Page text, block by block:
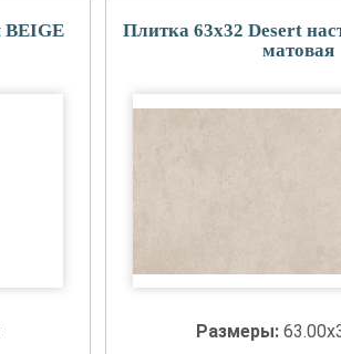
BEIGE
Плитка 63x32 Desert
матовая
Размеры: